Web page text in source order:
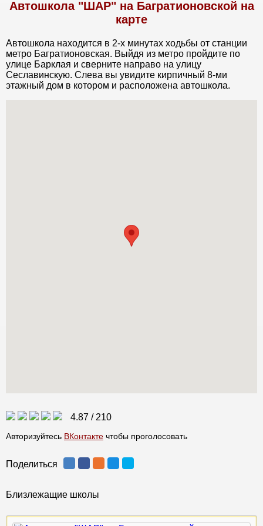
Автошкола "ШАР" на Багратионовской на
карте
Автошкола находится в 2-х минутах ходьбы от станции
метро Багратионовская. Выйдя из метро пройдите по
улице Барклая и сверните направо на улицу
Сеславинскую. Слева вы увидите кирпичный 8-ми
этажный дом в котором и расположена автошкола.
4.87 / 210
Авторизуйтесь ВКонтакте чтобы проголосовать
Поделиться
Близлежащие школы